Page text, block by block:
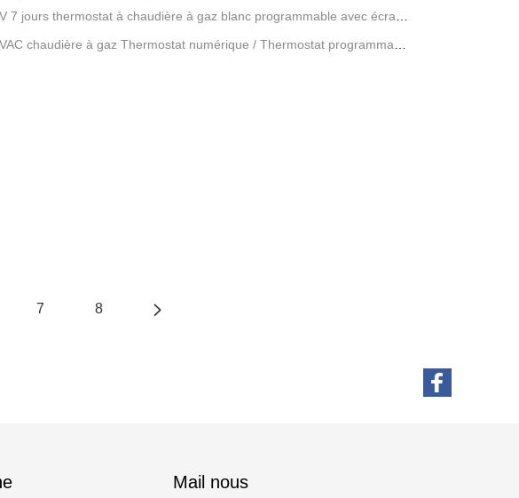
7 jours thermostat à chaudière à gaz blanc programmable avec écran
chaudière à gaz Thermostat numérique / Thermostat programmable
7 8
Mail nous